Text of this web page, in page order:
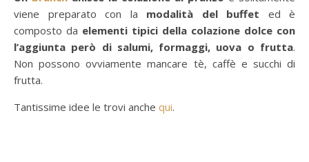
viene preparato con la modalità del buffet ed è
composto da elementi tipici della colazione dolce con
l’aggiunta però di salumi, formaggi, uova o frutta.
Non possono ovviamente mancare tè, caffè e succhi di
frutta.
Tantissime idee le trovi anche qui.